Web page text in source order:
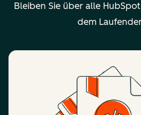
Bleiben Sie über alle
dem